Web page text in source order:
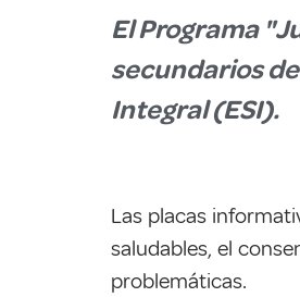
El Programa
secundarios
Integral (ESI).
Las placas
saludables, el
problemáticas.